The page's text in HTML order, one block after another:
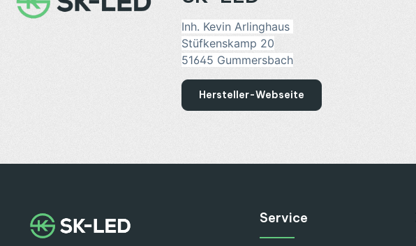
Inh. Kevin Arlinghaus
Stüfkenskamp 20
51645 Gummersbach
Hersteller-Webseite
Service